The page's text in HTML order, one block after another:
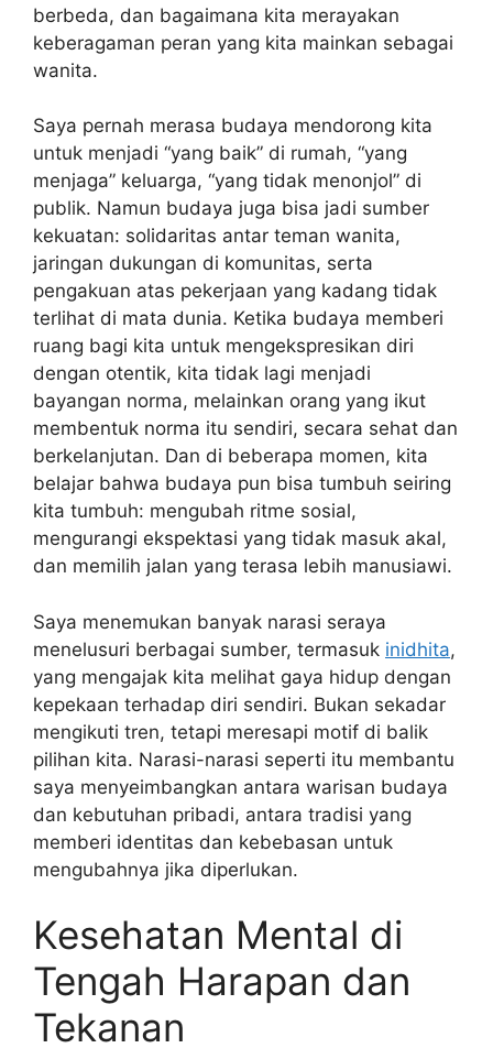
berbeda, dan bagaimana kita merayakan
keberagaman peran yang kita mainkan sebagai
wanita.
Saya pernah merasa budaya mendorong kita
untuk menjadi “yang baik” di rumah, “yang
menjaga” keluarga, “yang tidak menonjol” di
publik. Namun budaya juga bisa jadi sumber
kekuatan: solidaritas antar teman wanita,
jaringan dukungan di komunitas, serta
pengakuan atas pekerjaan yang kadang tidak
terlihat di mata dunia. Ketika budaya memberi
ruang bagi kita untuk mengekspresikan diri
dengan otentik, kita tidak lagi menjadi
bayangan norma, melainkan orang yang ikut
membentuk norma itu sendiri, secara sehat dan
berkelanjutan. Dan di beberapa momen, kita
belajar bahwa budaya pun bisa tumbuh seiring
kita tumbuh: mengubah ritme sosial,
mengurangi ekspektasi yang tidak masuk akal,
dan memilih jalan yang terasa lebih manusiawi.
Saya menemukan banyak narasi seraya
menelusuri berbagai sumber, termasuk inidhita,
yang mengajak kita melihat gaya hidup dengan
kepekaan terhadap diri sendiri. Bukan sekadar
mengikuti tren, tetapi meresapi motif di balik
pilihan kita. Narasi-narasi seperti itu membantu
saya menyeimbangkan antara warisan budaya
dan kebutuhan pribadi, antara tradisi yang
memberi identitas dan kebebasan untuk
mengubahnya jika diperlukan.
Kesehatan Mental di
Tengah Harapan dan
Tekanan